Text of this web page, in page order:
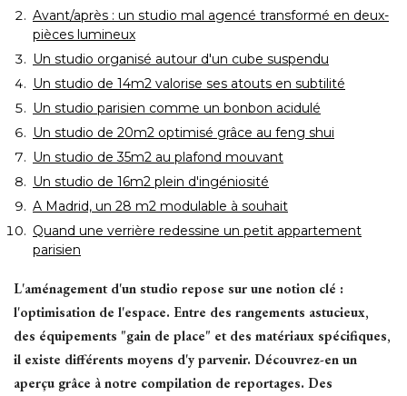
Avant/après : un studio mal agencé transformé en deux-
pièces lumineux
Un studio organisé autour d'un cube suspendu
Un studio de 14m2 valorise ses atouts en subtilité
Un studio parisien comme un bonbon acidulé
Un studio de 20m2 optimisé grâce au feng shui
Un studio de 35m2 au plafond mouvant
Un studio de 16m2 plein d'ingéniosité
A Madrid, un 28 m2 modulable à souhait
Quand une verrière redessine un petit appartement
parisien
L'aménagement d'un studio repose sur une notion clé :
l'optimisation de l'espace. Entre des rangements astucieux,
des équipements "gain de place" et des matériaux spécifiques,
il existe différents moyens d'y parvenir. Découvrez-en un
aperçu grâce à notre compilation de reportages. Des